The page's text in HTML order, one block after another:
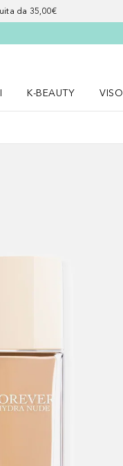
da 35,00€
K-BEAUTY
VISO